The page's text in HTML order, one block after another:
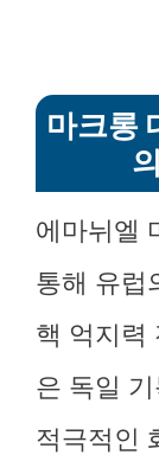
마크롱
에마뉘엘
통해 유럽
핵 억지력
은 독일
적극적인